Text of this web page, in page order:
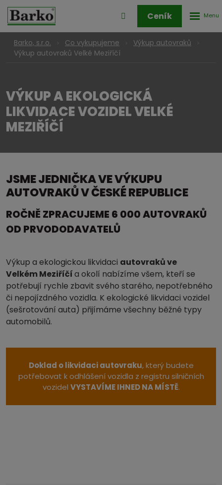
Přihlášení
klienstké
zóny
Ceník
Barko, s.r.o. Co vykupujeme
Výkup autovraků
Výkup autovraků Velké Meziříčí
VÝKUP A EKOLOGICKÁ
LIKVIDACE VOZIDEL VELKÉ
MEZIŘÍČÍ
JSME JEDNIČKA VE VÝKUPU
AUTOVRAKŮ V ČESKÉ REPUBLICE
ROČNĚ ZPRACUJEME 6 000 AUTOVRAKŮ
OD PRVODODAVATELŮ
Výkup a ekologickou likvidaci autovraků ve
Velkém Meziříčía okolí nabízíme všem, kteří se
potřebují rychle zbavit svého starého, nepotřebného
či nepojízdného vozidla. K ekologické likvidaci vozidel
(sešrotování auta) přijímáme všechny běžné typy
automobilů.
Doklad o likvidaci autovraku, který budete
potřebovat k odhlášení vozidla z registru silničních
vozidel VYSTAVÍME IHNED NA MÍSTĚ.